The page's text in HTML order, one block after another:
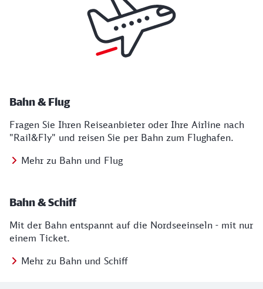
Bahn & Flug
Fragen Sie Ihren Reiseanbieter oder Ihre Airline nach
"Rail&Fly" und reisen Sie per Bahn zum Flughafen.
Mehr zu Bahn und Flug
Bahn & Schiff
Mit der Bahn entspannt auf die Nordseeinseln - mit nur
einem Ticket.
Mehr zu Bahn und Schiff